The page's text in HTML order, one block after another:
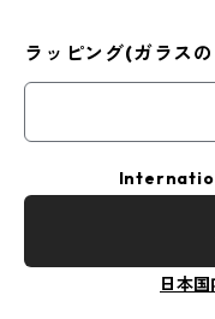
ラッピング(ガラス
日本